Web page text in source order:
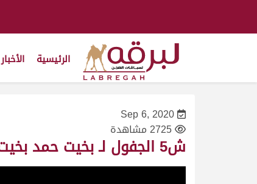
الرئيسية الأخبار
Sep 6, 2020
2725 مشاهدة
ش5 الجفول لـ بخيت حمد بخيت مدحوس البريد (المحلي الأول – ميدان لبصير 5/9/2020) حقايق بكار